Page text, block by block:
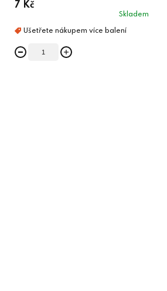
7 Kč
Skladem